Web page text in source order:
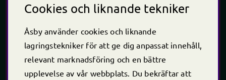
Cookies och liknande tekniker
Åsby använder cookies och liknande
lagringstekniker för att ge dig anpassat innehåll,
relevant marknadsföring och en bättre
upplevelse av vår webbplats. Du bekräftar att